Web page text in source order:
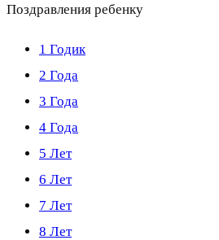
Поздравления ребенку
1 Годик
2 Года
3 Года
4 Года
5 Лет
6 Лет
7 Лет
8 Лет